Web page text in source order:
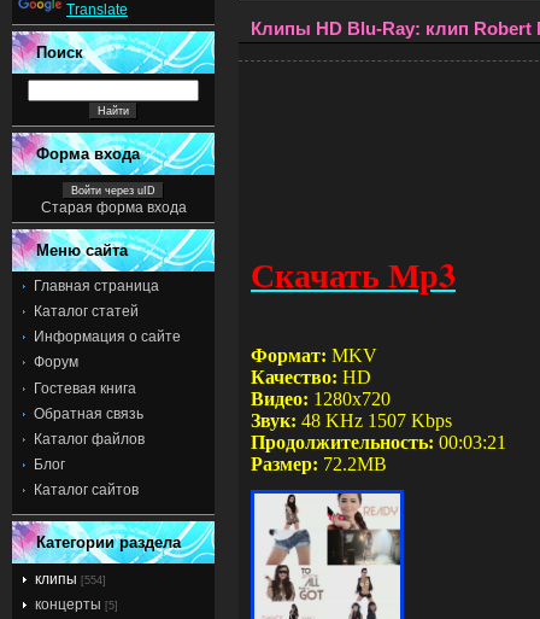
Translate
Поиск
Форма входа
Войти через uID
Старая форма входа
Меню сайта
Главная страница
Каталог статей
Информация о сайте
Форум
Гостевая книга
Обратная связь
Каталог файлов
Блог
Каталог сайтов
Категории раздела
клипы [554]
концерты [5]
Клипы HD Blu-Ray: клип Robert
Скачать Мр3
Формат: MKV
Качество: HD
Видео: 1280x720
Звук: 48 KHz 1507 Kbps
Продолжительность: 00:03:21
Размер: 72.2MB